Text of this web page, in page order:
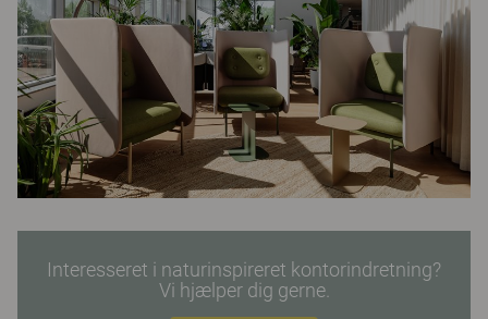
Interesseret i naturinspireret kontorindretning?
Vi hjælper dig gerne.